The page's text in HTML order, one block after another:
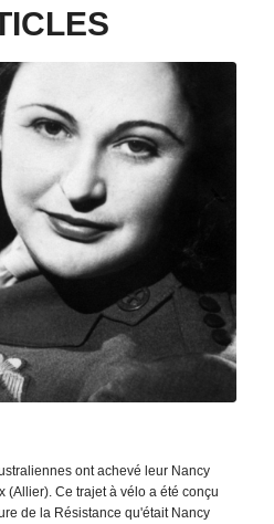
ont achevé leur Nancy
(Allier). Ce trajet à vélo a été conçu
de la Résistance qu'était Nancy